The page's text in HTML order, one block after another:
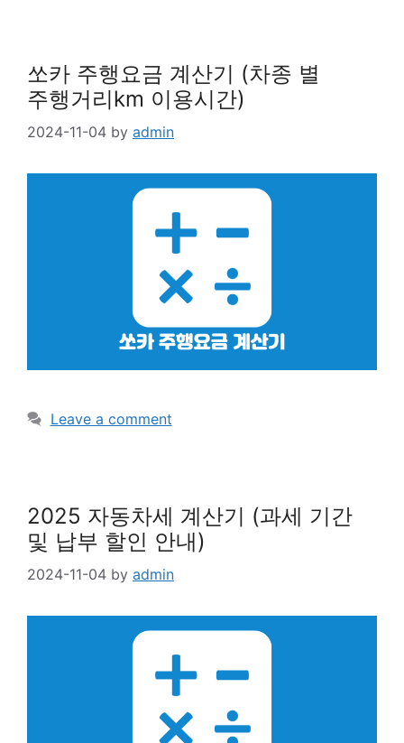
쏘카 주행요금 계산기 (차종 별
주행거리km 이용시간)
2024-11-04 by admin
Leave a comment
2025 자동차세 계산기 (과세 기간
및 납부 할인 안내)
2024-11-04 by admin